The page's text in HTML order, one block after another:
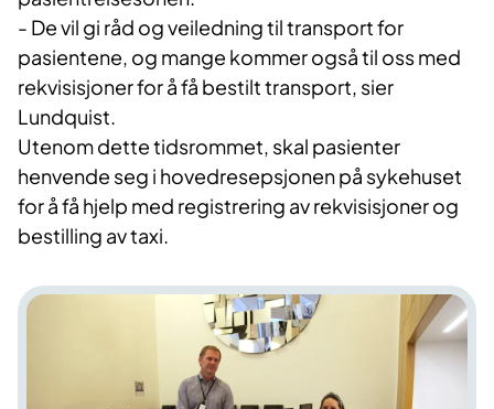
- De vil gi råd og veiledning til transport for
pasientene, og mange kommer også til oss med
rekvisisjoner for å få bestilt transport, sier
Lundquist.
Utenom dette tidsrommet, skal pasienter
henvende seg i hovedresepsjonen på sykehuset
for å få hjelp med registrering av rekvisisjoner og
bestilling av taxi.